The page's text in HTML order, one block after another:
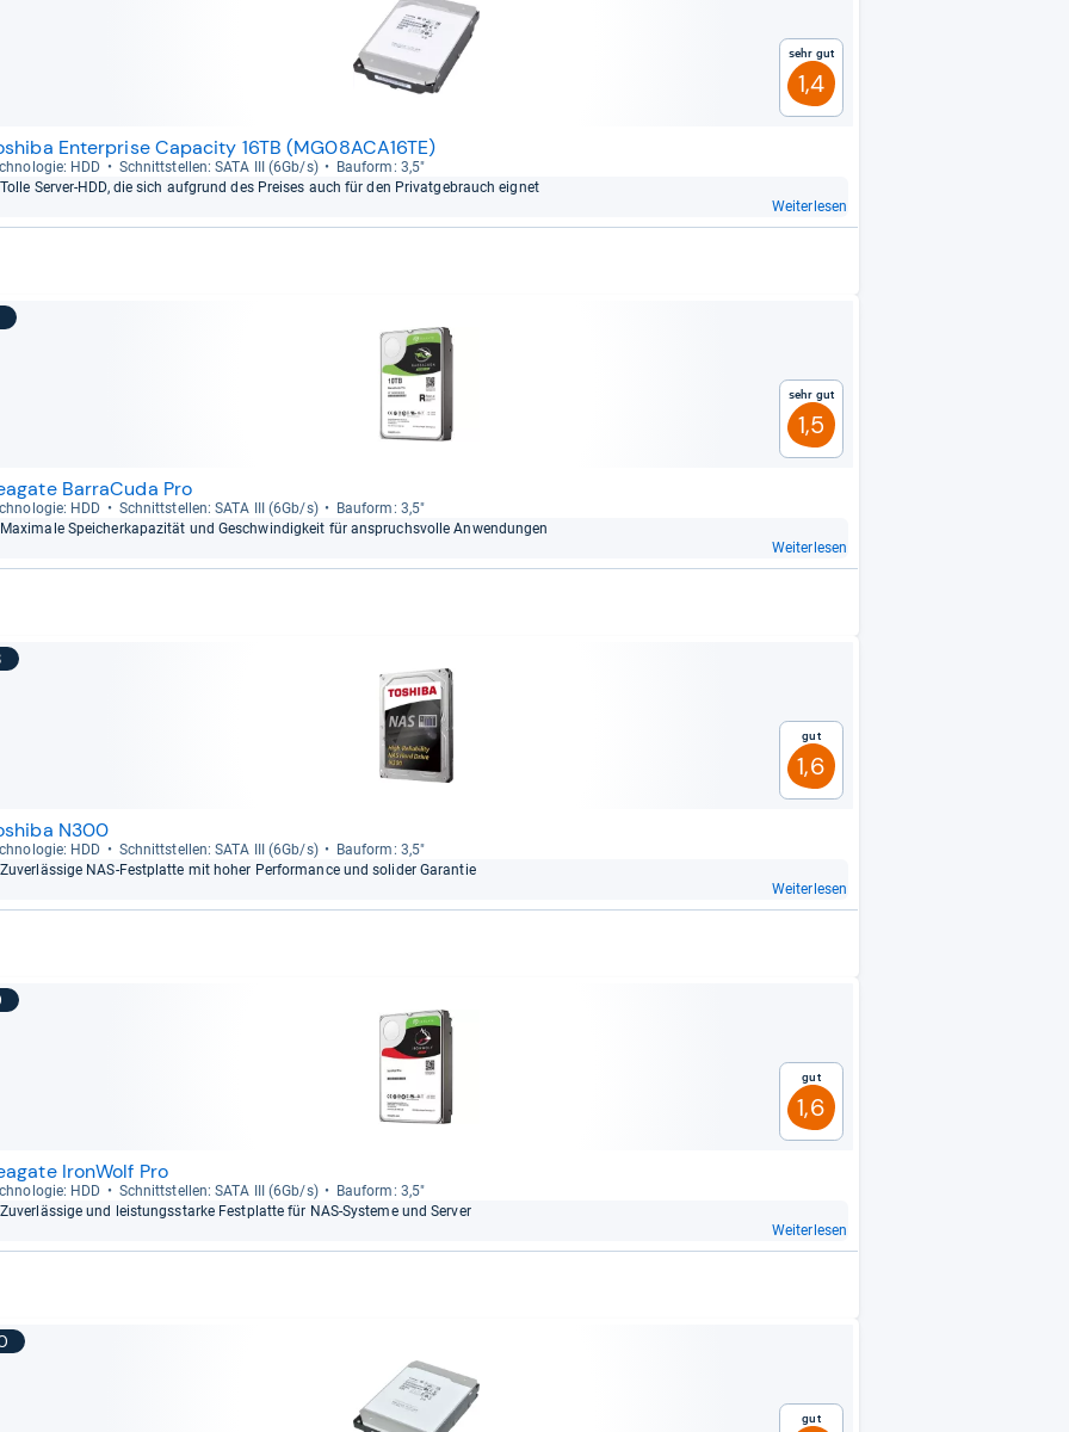
Sehr gut
1,4
Enterprise Capacity 16TB (MG08ACA16TE)
HDD Schnitt­stel­len: SATA III (6Gb/s)
Bau­form: 3,5"
Tolle Ser­ver-​HDD, die sich auf­grund des Prei­ses auch für den Pri­vat­ge­brauch eig­net
Weiterlesen
Sehr gut
1,5
BarraCuda Pro
HDD Schnitt­stel­len: SATA III (6Gb/s)
Bau­form: 3,5"
Maxi­male Spei­cher­ka­pa­zi­tät und Geschwin­dig­keit für anspruchs­volle Anwen­dun­gen
Weiterlesen
Gut
1,6
N300
HDD Schnitt­stel­len: SATA III (6Gb/s)
Bau­form: 3,5"
Zuver­läs­sige NAS-​Fest­platte mit hoher Per­for­mance und soli­der Garan­tie
Weiterlesen
Gut
1,6
IronWolf Pro
HDD Schnitt­stel­len: SATA III (6Gb/s)
Bau­form: 3,5"
Zuver­läs­sige und leis­tungs­starke Fest­platte für NAS-​Sys­teme und Ser­ver
Weiterlesen
Gut